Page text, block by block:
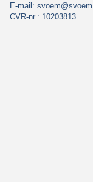
E-mail:
CVR-nr.: 10203813